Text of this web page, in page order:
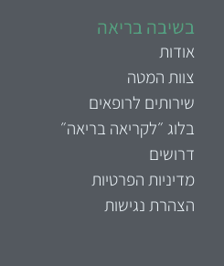
בשיבה בריאה
אודות
צוות המטה
שירותים לרופאים
בלוג ״לקריאה בריאה״
דרושים
מדיניות הפרטיות
הצהרת נגישות